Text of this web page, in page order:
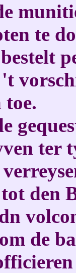
te
't
toe.
ter
den
de